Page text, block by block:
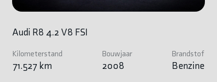
Audi R8 4.2 V8 FSI
Kilometerstand
71.527 km
Bouwjaar
2008
Brandstof
Benzine